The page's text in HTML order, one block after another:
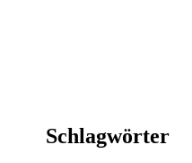
Schlagwörter